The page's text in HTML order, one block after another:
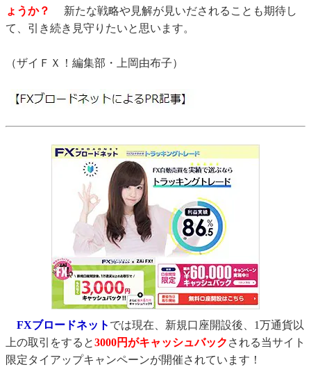
ょうか？
新たな戦略や見解が見いだされることも期待し
て、引き続き見守りたいと思います。
（ザイＦＸ！編集部・上岡由布子）
FXブロードネット では現在、新規口座開設後、1万通貨以
上の取引をすると3000円がキャッシュバック される当サイト
限定タイアップキャンペーンが開催されています！